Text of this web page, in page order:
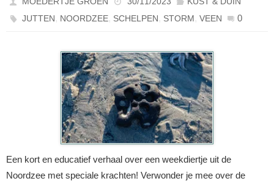
JUTTEN, NOORDZEE, SCHELPEN, STORM,VEEN 0
Een kort en educatief verhaal over een weekdiertje uit de
Noordzee met speciale krachten! Verwonder je mee over de